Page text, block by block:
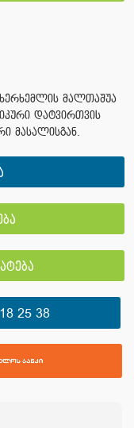
მალთაშუა
დატვირთვის
მასალისგან.
25 38